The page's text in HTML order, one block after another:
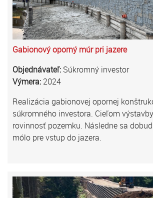
Gabionový oporný múr pri jazere
Objednávateľ: Súkromný investor
Výmera: 2024
Realizácia gabionovej opornej
súkromného investora. Cieľom
rovinnosť pozemku. Následne sa
mólo pre vstup do jazera.